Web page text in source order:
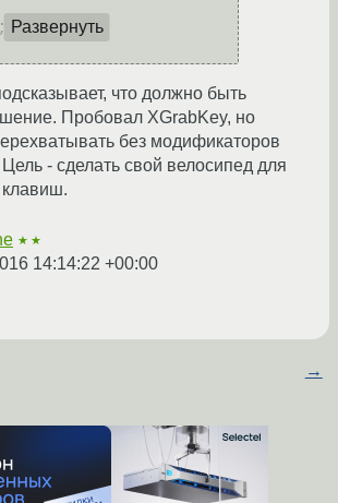
; Развернуть
что должно быть
Пробовал XGrabKey, но
без модификаторов
- сделать свой велосипед для
клавиш.
★★
14:14:22 +00:00
→